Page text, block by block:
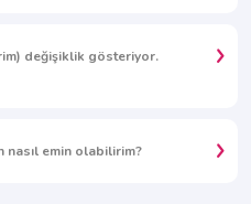
değişiklik gösteriyor.
nasıl emin olabilirim?